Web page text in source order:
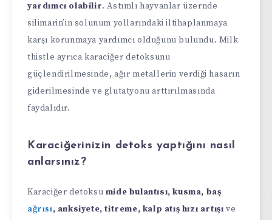
yardımcı olabilir. Astımlı hayvanlar üzernde
silimarin’in solunum yollarındaki iltihaplanmaya
karşı korunmaya yardımcı olduğunu bulundu. Milk
thistle ayrıca karaciğer detoksunu
güçlendirilmesinde, ağır metallerin verdiği hasarın
giderilmesinde ve glutatyonu arttırılmasında
faydalıdır.
Karaciğerinizin detoks yaptığını nasıl
anlarsınız?
Karaciğer detoksu mide bulantısı, kusma, baş
ağrısı, anksiyete, titreme, kalp atış hızı artışı ve